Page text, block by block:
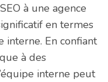
à une agence
en termes
interne. En confiant
à des
interne peut